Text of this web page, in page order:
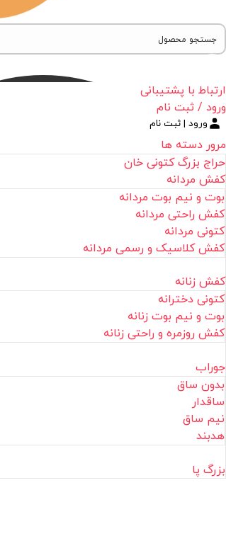
ارتباط با پشتیبانی
ورود / ثبت نام
ورود | ثبت نام
مرور دسته ها
حراج بزرگ کتونی خان
کفش مردانه
بوت و نیم بوت مردانه
کفش راحتی مردانه
کتونی مردانه
کفش کلاسیک و رسمی مردانه
کفش زنانه
کتونی دخترانه
بوت و نیم بوت زنانه
کفش روزمره و راحتی زنانه
جوراب
بدون ساق
ساقدار
نیم ساق
هدبند
بزرگ پا